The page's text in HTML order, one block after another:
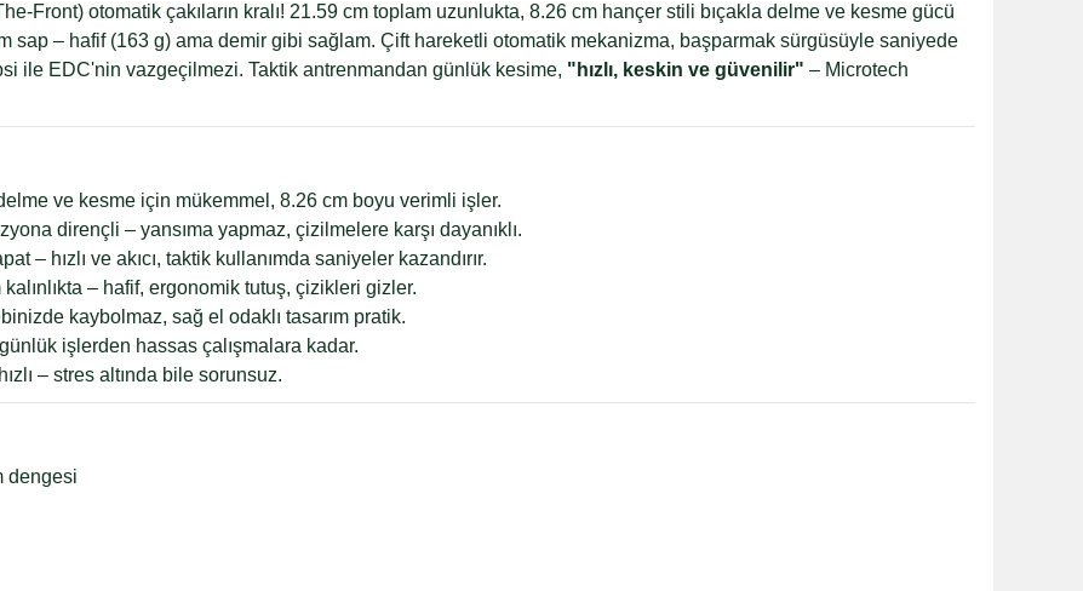
Front) otomatik çakıların kralı! 21.59 cm toplam uzunlukta, 8.26 cm hançer stili bıçakla delme ve kesme gücü
sap – hafif (163 g) ama demir gibi sağlam. Çift hareketli otomatik mekanizma, başparmak sürgüsüyle saniyede
ile EDC'nin vazgeçilmezi. Taktik antrenmandan günlük kesime, "hızlı, keskin ve güvenilir" – Microtech
ve kesme için mükemmel, 8.26 cm boyu verimli işler.
dirençli – yansıma yapmaz, çizilmelere karşı dayanıklı.
– hızlı ve akıcı, taktik kullanımda saniyeler kazandırır.
– hafif, ergonomik tutuş, çizikleri gizler.
kaybolmaz, sağ el odaklı tasarım pratik.
işlerden hassas çalışmalara kadar.
– stres altında bile sorunsuz.
dengesi